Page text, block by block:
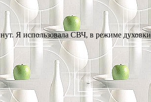
Я использовала СВЧ, в режиме